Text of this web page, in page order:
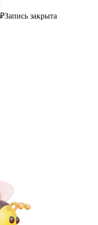
Запись закрыта